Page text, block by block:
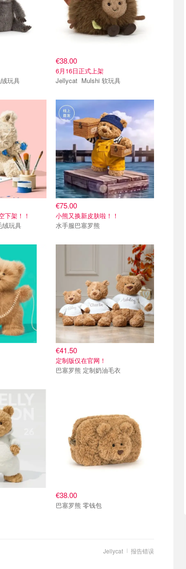
毛绒玩具
€38.00
6月16日正式上架
Jellycat Mulshi 软玩具
下架！！
绒玩具
€75.00
小熊又换新皮肤啦！！
水手服巴塞罗熊
€41.50
定制版仅在官网！
巴塞罗熊 定制奶油毛衣
€38.00
巴塞罗熊 零钱包
报告错误
Jellycat